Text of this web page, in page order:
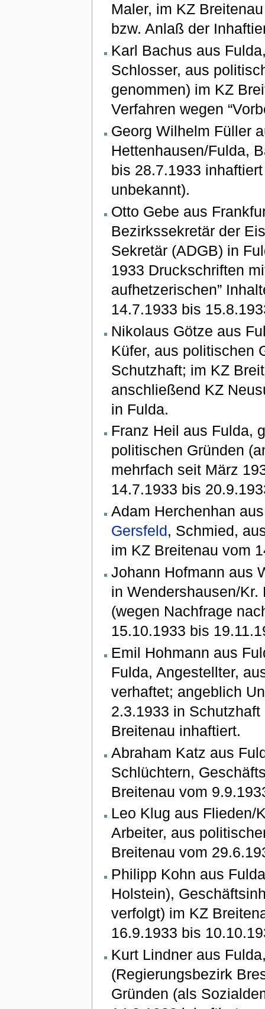
Maler, im KZ
bzw. Anlaß der
Karl Bachus aus
Schlosser, aus
genommen) im KZ
Verfahren wegen
Georg Wilhelm Füller
Hettenhausen/Fulda,
bis 28.7.1933
unbekannt).
Otto Gebe aus
Bezirkssekretär der
Sekretär (ADGB) in
1933 Druckschriften
aufhetzerischen”
14.7.1933 bis
Nikolaus Götze aus
Küfer, aus politischen
Schutzhaft; im KZ
anschließend KZ
in Fulda.
Franz Heil aus Fulda,
politischen Gründen
mehrfach seit März
14.7.1933 bis
Adam Herchenhan
Gersfeld, Schmied,
im KZ Breitenau vom
Johann Hofmann aus
in Wendershausen/
(wegen Nachfrage
15.10.1933 bis
Emil Hohmann aus
Fulda, Angestellter,
verhaftet; angeblich
2.3.1933 in
Breitenau inhaftiert.
Abraham Katz aus
Schlüchtern,
Breitenau vom
Leo Klug aus Flieden/
Arbeiter, aus
Breitenau vom
Philipp Kohn aus
Holstein),
verfolgt) im KZ
16.9.1933 bis
Kurt Lindner aus
(Regierungsbezirk
Gründen (als